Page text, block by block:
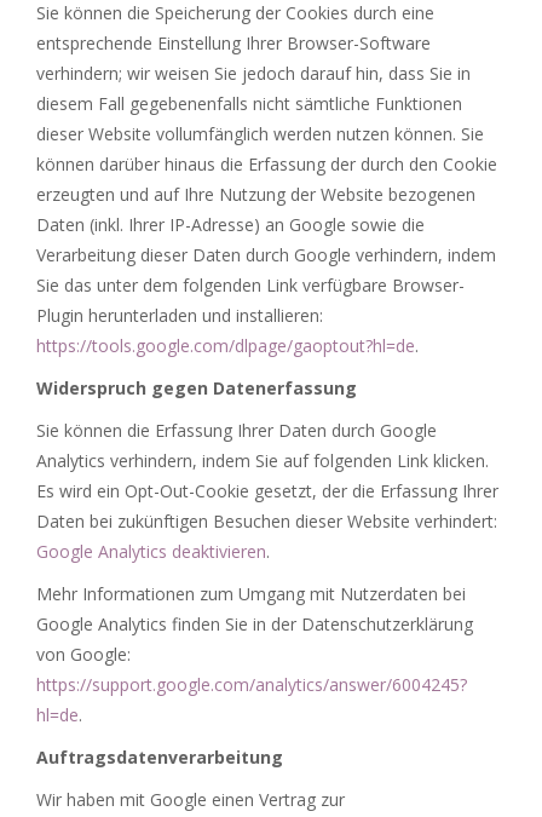
Sie können die Speicherung der Cookies durch eine
entsprechende Einstellung Ihrer Browser-Software
verhindern; wir weisen Sie jedoch darauf hin, dass Sie in
diesem Fall gegebenenfalls nicht sämtliche Funktionen
dieser Website vollumfänglich werden nutzen können. Sie
können darüber hinaus die Erfassung der durch den Cookie
erzeugten und auf Ihre Nutzung der Website bezogenen
Daten (inkl. Ihrer IP-Adresse) an Google sowie die
Verarbeitung dieser Daten durch Google verhindern, indem
Sie das unter dem folgenden Link verfügbare Browser-
Plugin herunterladen und installieren:
https://tools.google.com/dlpage/gaoptout?hl=de.
Widerspruch gegen Datenerfassung
Sie können die Erfassung Ihrer Daten durch Google
Analytics verhindern, indem Sie auf folgenden Link klicken.
Es wird ein Opt-Out-Cookie gesetzt, der die Erfassung Ihrer
Daten bei zukünftigen Besuchen dieser Website verhindert:
Google Analytics deaktivieren.
Mehr Informationen zum Umgang mit Nutzerdaten bei
Google Analytics finden Sie in der Datenschutzerklärung
von Google:
https://support.google.com/analytics/answer/6004245?
hl=de.
Auftragsdatenverarbeitung
Wir haben mit Google einen Vertrag zur